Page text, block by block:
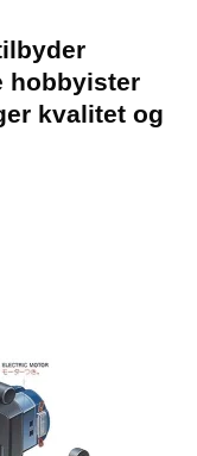
hobbyister
kvalitet og